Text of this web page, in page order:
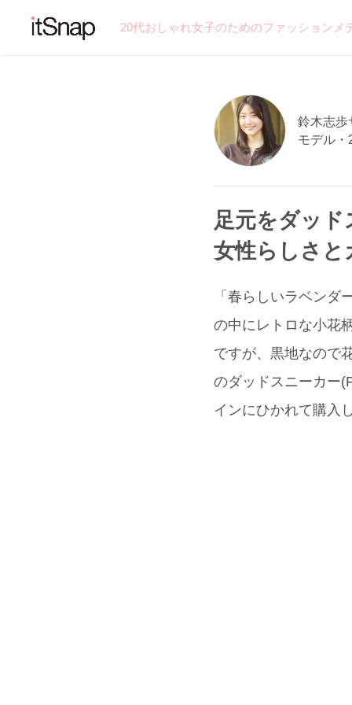
20代おしゃれ女子のためのファッション
鈴木志歩
モデル・
足元をダッ
女性らしさ
「春らしいラベン
の中にレトロな小花
ですが、黒地なので
のダッドスニーカー
インにひかれて購入